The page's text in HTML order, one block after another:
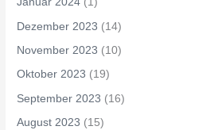
Dezember 2023 (14)
November 2023 (10)
Oktober 2023 (19)
September 2023 (16)
August 2023 (15)